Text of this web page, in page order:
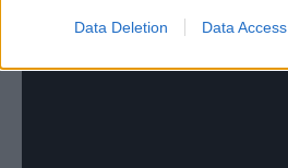
Data Deletion Data Access